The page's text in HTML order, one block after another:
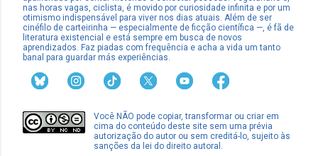
nas horas vagas, ciclista, é movido por curiosidade infinita e por um
otimismo indispensável para viver nos dias atuais. Além de ser
cinéfilo de carteirinha — especialmente de ficção científica —, é fã de
literatura existencial e está sempre em busca de novos
aprendizados. Faz piadas com frequência e acha a vida um tanto
banal para guardar más experiências.
Você NÃO pode copiar, transformar ou criar em
cima do conteúdo deste site sem uma prévia
autorização do autor ou sem creditá-lo, sujeito às
sanções da lei do direito autoral.